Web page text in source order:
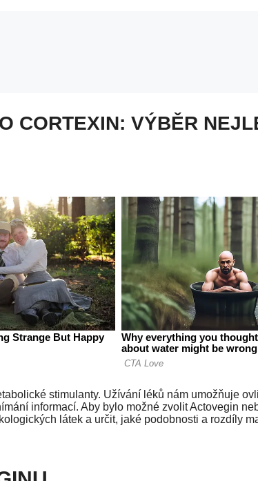
CORTEXIN: VÝBĚR
stimulanty. Užívání léků nám umožňuje
informací. Aby bylo možné zvolit Actovegin
látek a určit, jaké podobnosti a rozdíly